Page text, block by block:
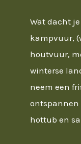
Wat dacht
kampvuur,
houtvuur,
winterse
neem een
ontspannen
hottub en